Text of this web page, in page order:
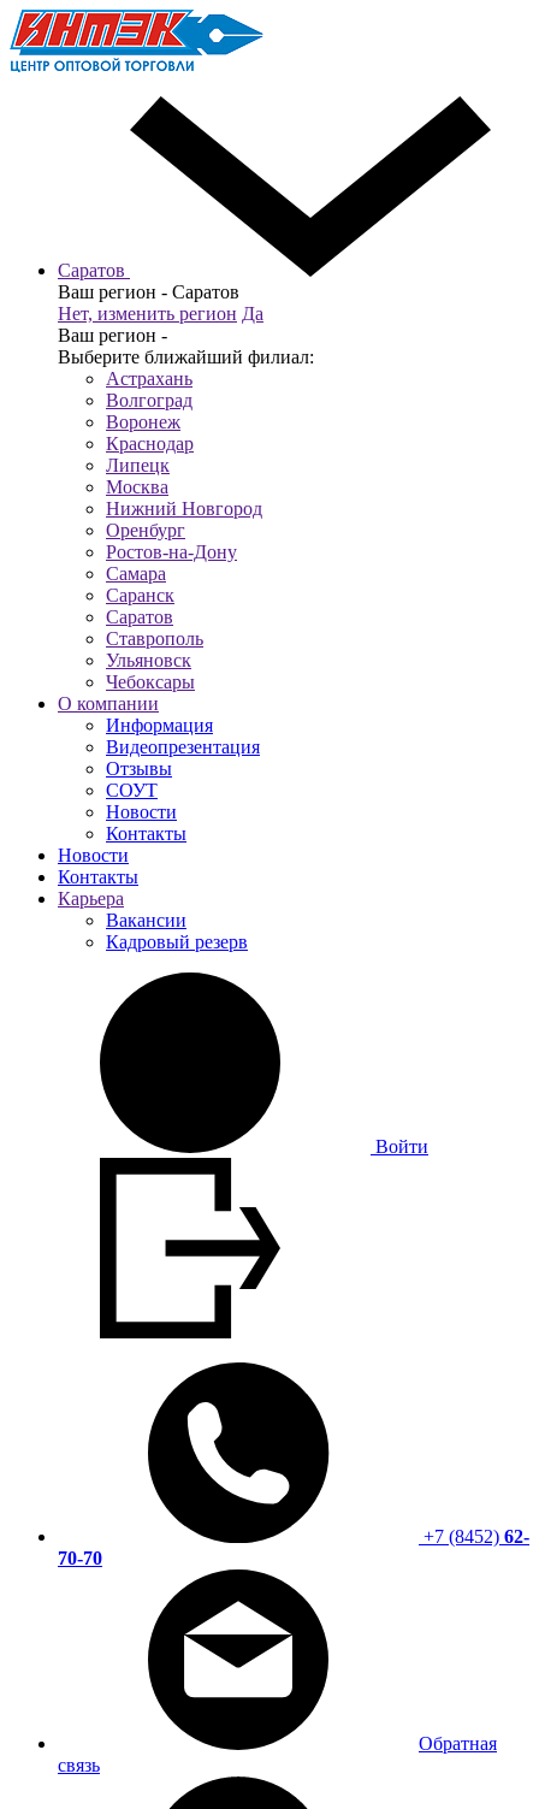
Саратов
Ваш регион - Саратов
Нет, изменить регион Да
Ваш регион -
Выберите ближайший филиал:
Астрахань
Волгоград
Воронеж
Краснодар
Липецк
Москва
Нижний Новгород
Оренбург
Ростов-на-Дону
Самара
Саранск
Саратов
Ставрополь
Ульяновск
Чебоксары
О компании
Информация
Видеопрезентация
Отзывы
СОУТ
Новости
Контакты
Новости
Контакты
Карьера
Вакансии
Кадровый резерв
Войти
+7 (8452) 62-
70-70
Обратная
связь